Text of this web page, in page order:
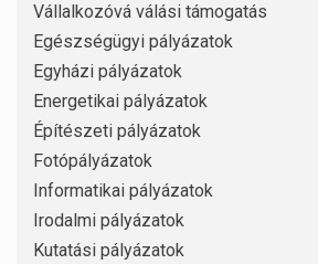
Vállalkozóvá válási támogatás
Egészségügyi pályázatok
Egyházi pályázatok
Energetikai pályázatok
Építészeti pályázatok
Fotópályázatok
Informatikai pályázatok
Irodalmi pályázatok
Kutatási pályázatok